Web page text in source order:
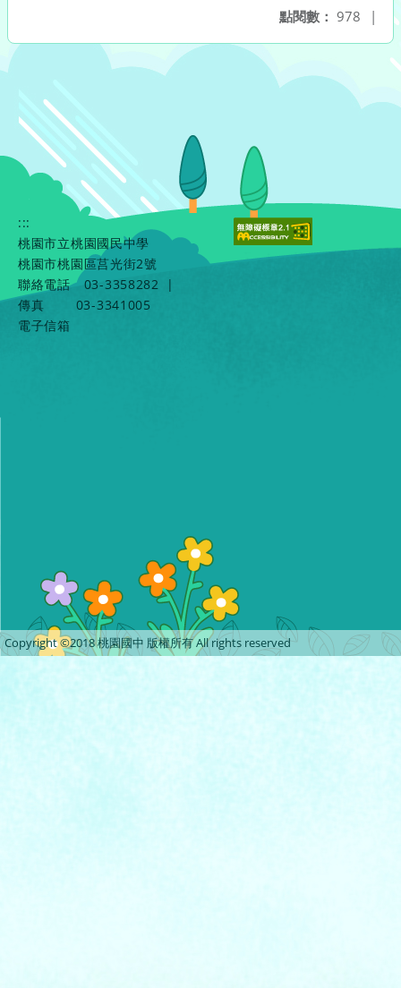
點閱數： 978 |
:::
桃園市立桃園國民中學
桃園市桃園區莒光街2號
聯絡電話
03-3358282
|
傳真
03-3341005
電子信箱
Copyright ©2018 桃園國中 版權所有 All rights reserved